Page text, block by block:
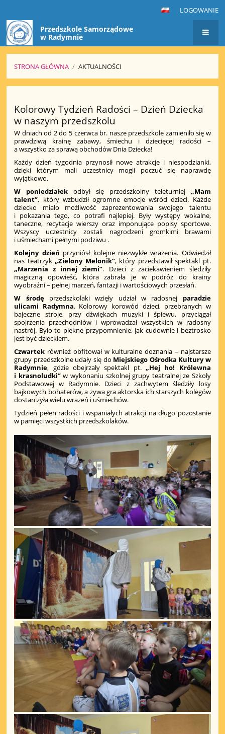
LOGOWANIE
Przedszkole Samorządowe
w Radymnie
STRONA GŁÓWNA / AKTUALNOŚCI
Kolorowy Tydzień Radości – Dzień Dziecka
w naszym przedszkolu
W dniach od 2 do 5 czerwca br. nasze przedszkole zamieniło się w
prawdziwą krainę zabawy, śmiechu i dziecięcej radości –
a wszystko za sprawą obchodów Dnia Dziecka!
Każdy dzień tygodnia przynosił nowe atrakcje i niespodzianki,
dzięki którym mali uczestnicy mogli poczuć się naprawdę
wyjątkowo.
W poniedziałek odbył się przedszkolny teleturniej „Mam
talent”, który wzbudził ogromne emocje wśród dzieci. Każde
dziecko miało możliwość zaprezentowania swojego talentu
i pokazania tego, co potrafi najlepiej. Były występy wokalne,
taneczne, recytacje wierszy oraz imponujące popisy sportowe.
Wszyscy uczestnicy zostali nagrodzeni gromkimi brawami
i uśmiechami pełnymi podziwu .
Kolejny dzień przyniósł kolejne niezwykłe wrażenia. Odwiedził
nas teatrzyk„Zielony Melonik”, który przedstawił spektakl pt.
„Marzenia z innej ziemi”. Dzieci z zaciekawieniem śledziły
magiczną opowieść, która zabrała je w podróż do krainy
wyobraźni – pełnej marzeń, fantazji i wartościowych przesłań.
W środęprzedszkolaki wzięły udział w radosnej paradzie
ulicami Radymna. Kolorowy korowód dzieci, przebranych w
bajeczne stroje, przy dźwiękach muzyki i śpiewu, przyciągał
spojrzenia przechodniów i wprowadzał wszystkich w radosny
nastrój. Było to piękne przypomnienie, jak cudownie i beztrosko
jest być dzieckiem.
Czwartek również obfitował w kulturalne doznania – najstarsze
grupy przedszkolne udały się do Miejskiego Ośrodka Kultury w
Radymnie, gdzie obejrzały spektakl pt.„Hej ho! Królewna
i krasnoludki”w wykonaniu szkolnej grupy teatralnej ze Szkoły
Podstawowej w Radymnie. Dzieci z zachwytem śledziły losy
bajkowych bohaterów, a żywa gra aktorska ich starszych kolegów
dostarczyła wielu wrażeń i uśmiechów.
Tydzień pełen radości i wspaniałych atrakcji na długo pozostanie
w pamięci wszystkich przedszkolaków.